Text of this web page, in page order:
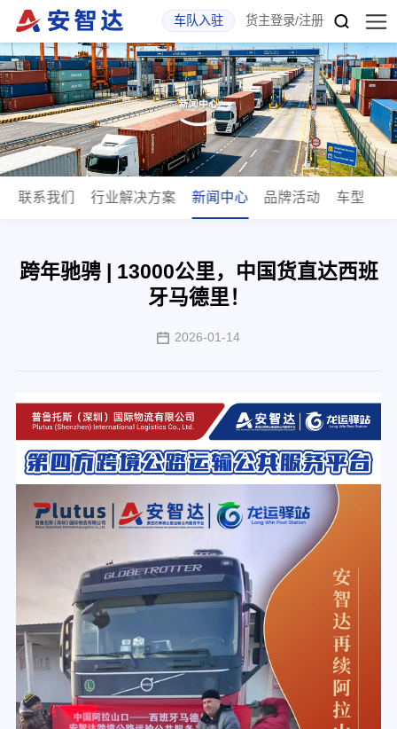
车队入驻 货主登录/注册
联系我们 行业解决方案 新闻中心 品牌活动 车型
跨年驰骋 | 13000公里，中国货直达西班
牙马德里！
2026-01-14